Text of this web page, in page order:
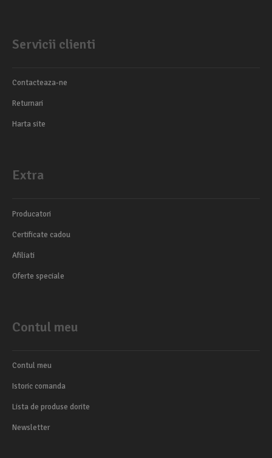
Servicii clienti
Contacteaza-ne
Returnari
Harta site
Extra
Producatori
Certificate cadou
Afiliati
Oferte speciale
Contul meu
Contul meu
Istoric comanda
Lista de produse dorite
Newsletter